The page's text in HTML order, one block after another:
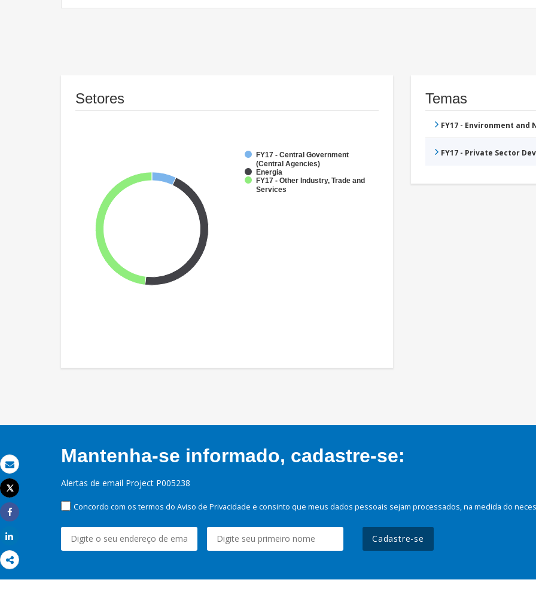
Email
Imprimir
Tweet
Share
Setores
FY17 - Central Government
(Central Agencies)
Energia
FY17 - Other Industry, Trade and
Services
Temas
FY17 - Environment
FY17 - Private Sector
Mantenha-se informado, cadastre-se:
Alertas de email Project P005238
Concordo com os termos do Aviso de Privacidade e consinto que meus dados pessoais sejam processados, na medida do
Cadastre-se